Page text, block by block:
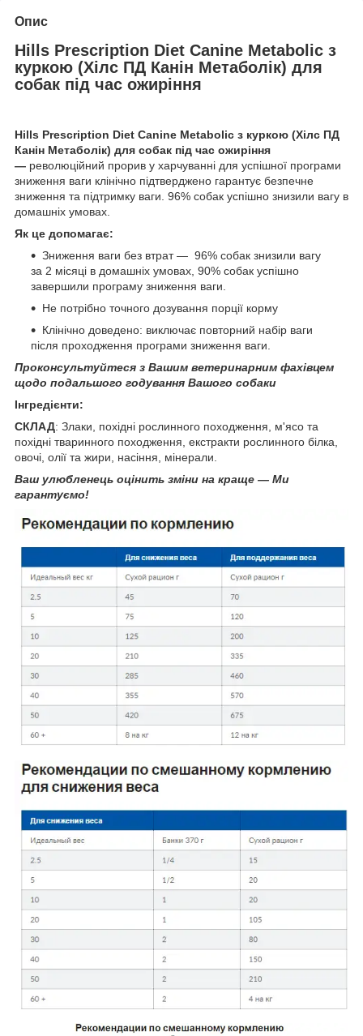
Опис
Hills Prescription Diet Canine Metabolic з
куркою (Хілс ПД Канін Метаболік) для
собак під час ожиріння
Hills Prescription Diet Canine Metabolic з куркою (Хілс ПД
Канін Метаболік) для собак під час ожиріння
— революційний прорив у харчуванні для успішної програми
зниження ваги клінічно підтверджено гарантує безпечне
зниження та підтримку ваги. 96% собак успішно знизили вагу в
домашніх умовах.
Як це допомагає:
Зниження ваги без втрат — 96% собак знизили вагу
за 2 місяці в домашніх умовах, 90% собак успішно
завершили програму зниження ваги.
Не потрібно точного дозування порції корму
Клінічно доведено: виключає повторний набір ваги
після проходження програми зниження ваги.
Проконсультуйтеся з Вашим ветеринарним фахівцем
щодо подальшого годування Вашого собаки
Інгредієнти:
СКЛАД: Злаки, похідні рослинного походження, м'ясо та
похідні тваринного походження, екстракти рослинного білка,
овочі, олії та жири, насіння, мінерали.
Ваш улюбленець оцінить зміни на краще — Ми
гарантуємо!